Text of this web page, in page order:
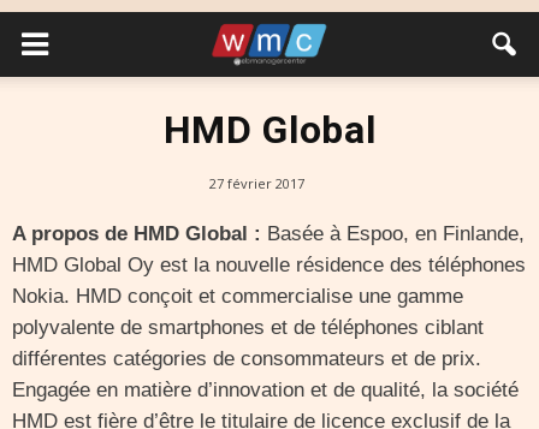
HMD Global
27 février 2017
A propos de HMD Global : Basée à Espoo, en Finlande,
HMD Global Oy est la nouvelle résidence des téléphones
Nokia. HMD conçoit et commercialise une gamme
polyvalente de smartphones et de téléphones ciblant
différentes catégories de consommateurs et de prix.
Engagée en matière d’innovation et de qualité, la société
HMD est fière d’être le titulaire de licence exclusif de la